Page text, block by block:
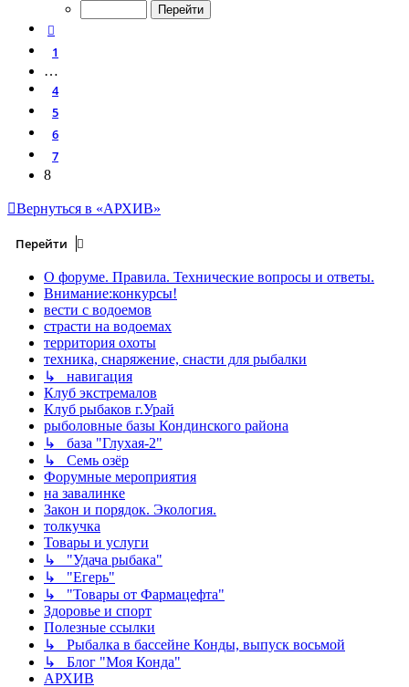
1
…
4
5
6
7
8
Вернуться в «АРХИВ»
Перейти
О форуме. Правила. Технические вопросы и ответы.
Внимание:конкурсы!
вести с водоемов
страсти на водоемах
территория охоты
техника, снаряжение, снасти для рыбалки
↳ навигация
Клуб экстремалов
Клуб рыбаков г.Урай
рыболовные базы Кондинского района
↳ база "Глухая-2"
↳ Семь озёр
Форумные мероприятия
на завалинке
Закон и порядок. Экология.
толкучка
Товары и услуги
↳ "Удача рыбака"
↳ "Егерь"
↳ "Товары от Фармацефта"
Здоровье и спорт
Полезные ссылки
↳ Рыбалка в бассейне Конды, выпуск восьмой
↳ Блог "Моя Конда"
АРХИВ